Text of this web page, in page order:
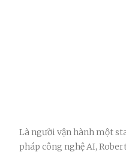
Là người vận hành một
pháp công nghệ AI,